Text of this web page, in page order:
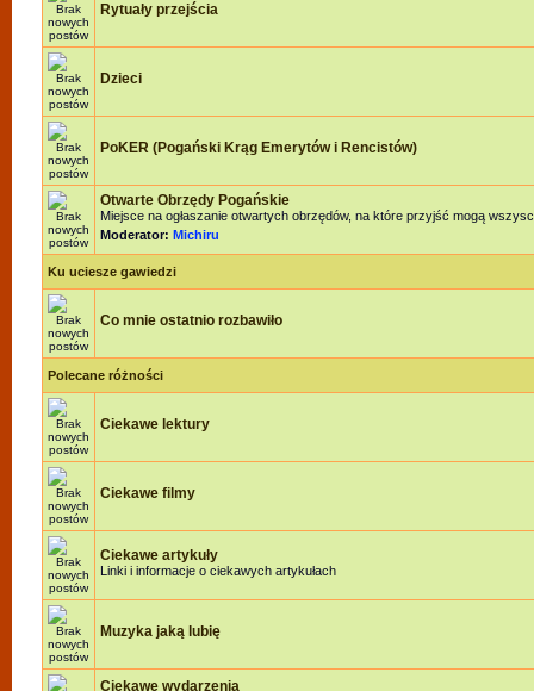
Rytuały przejścia
Dzieci
PoKER (Pogański Krąg Emerytów i Rencistów)
Otwarte Obrzędy Pogańskie
Miejsce na ogłaszanie otwartych obrzędów, na które przyjść mogą
Moderator: Michiru
Ku uciesze gawiedzi
Co mnie ostatnio rozbawiło
Polecane różności
Ciekawe lektury
Ciekawe filmy
Ciekawe artykuły
Linki i informacje o ciekawych artykułach
Muzyka jaką lubię
Ciekawe wydarzenia